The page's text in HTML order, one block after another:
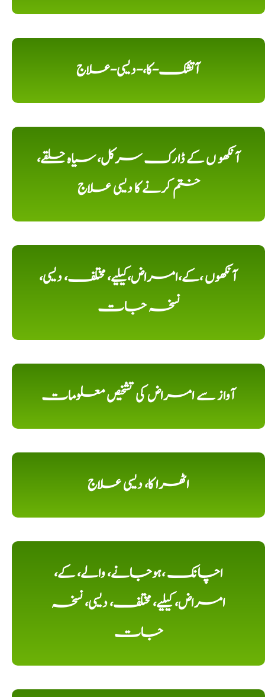
آتشک-کا،-دیسی-علاج
آنکھو ں کے ڈارک سرکل، سیاہ حلقے،
ختم کرنے کا دیسی علاج
آنکھوں ،کے،امراض،کیلیے، مختلف، دیسی،
نسخہ جات
آواز سے امراض کی تشخیص معلومات
اٹھرا کا، دیسی علاج
اچانک ،ہوجانے، والے، کے،
امراض، کیلیے، مختلف، دیسی، نسخہ
جات